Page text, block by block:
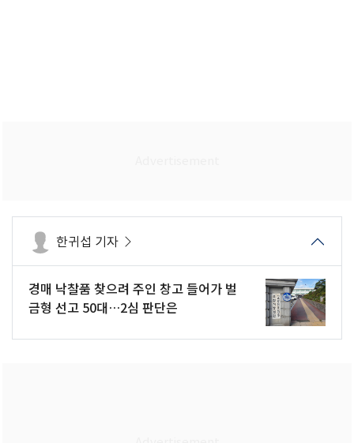
한귀섭 기자
경매 낙찰품 찾으려 주인 창고 들어가 벌
금형 선고 50대…2심 판단은